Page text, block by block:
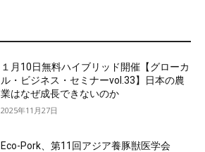
１月10日無料ハイブリッド開催【グローカ
ル・ビジネス・セミナーvol.33】日本の農
業はなぜ成長できないのか
2025年11月27日
Eco-Pork、第11回アジア養豚獣医学会